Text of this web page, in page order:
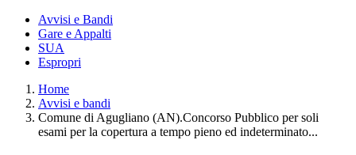
Avvisi e Bandi
Gare e Appalti
SUA
Espropri
Home
Avvisi e bandi
Comune di Agugliano (AN).Concorso Pubblico per soli
esami per la copertura a tempo pieno ed indeterminato...